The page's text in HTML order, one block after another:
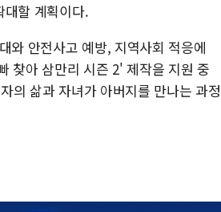
대할 계획이다.
와 안전사고 예방, 지역사회 적응에
찾아 삼만리 시즌 2' 제작을 지원 중
의 삶과 자녀가 아버지를 만나는 과정